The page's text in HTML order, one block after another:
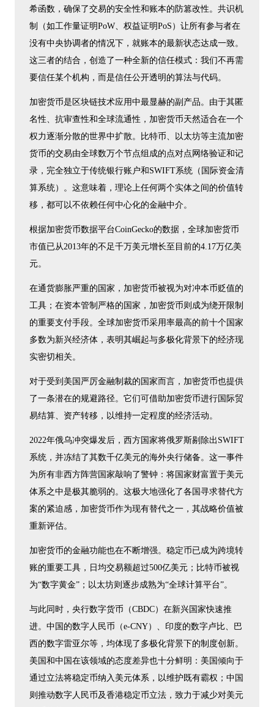
希函数，确保了交易的安全性和账本的防篡改性。共识机
制（如工作量证明PoW、权益证明PoS）让所有参与者在
没有中央协调者的情况下，就账本的最新状态达成一致。
这三者的结合，创造了一种全新的信任模式：我们不再需
要信任某个机构，而是信任公开透明的算法与代码。
加密货币是区块链技术应用中最显赫的副产品。由于其匿
名性、抗审查性和全球流通性，加密货币天然适合在一个
权力逐渐分散的世界中扩散。比特币、以太坊等主流加密
货币的交易由全球数万个节点组成的点对点网络验证和记
录，完全独立于传统银行账户和SWIFT系统（国际资金清
算系统）。这意味着，理论上任何两个实体之间的价值转
移，都可以不依赖任何中心化的金融中介。
根据加密货币数据平台CoinGecko的数据，全球加密货币
市值已从2013年的不足千万美元增长至目前的4.17万亿美
元。
在通货膨胀严重的国家，加密货币被视为对冲本币贬值的
工具；在资本管制严格的国家，加密货币则成为绕开限制
的重要支付手段。全球加密货币采用率最高的前十个国家
多数为新兴经济体，表明其崛起与多极化背景下的经济现
实密切相关。
对于受到美国严厉金融制裁的国家而言，加密货币也提供
了一条潜在的规避路径。它们可借助加密货币进行国际贸
易结算、资产转移，以维持一定程度的经济活动。
2022年俄乌冲突爆发后，西方国家将俄罗斯剔除出SWIFT
系统，并冻结了其数千亿美元的海外央行储备。这一事件
为所有非西方阵营国家敲响了警钟：将国家财富置于美元
体系之中是极其脆弱的。这极大地强化了各国寻求替代方
案的紧迫感，加密货币作为现有替代之一，其战略价值被
重新评估。
加密货币的金融功能也在不断增强。稳定币已成为跨境转
账的重要工具，日均交易额超过500亿美元；比特币被视
为“数字黄金”；以太坊则逐步成熟为“全球计算平台”。
与此同时，央行数字货币（CBDC）在新兴国家快速推
进。中国的数字人民币（e-CNY）、印度的数字卢比、巴
西的数字雷亚尔等，均体现了多极化背景下的制度创新。
美国和中国在该领域的态度差异也十分鲜明：美国倾向于
通过立法将稳定币纳入美元体系，以维护既有霸权；中国
则推动数字人民币及香港稳定币立法，致力于减少对美元